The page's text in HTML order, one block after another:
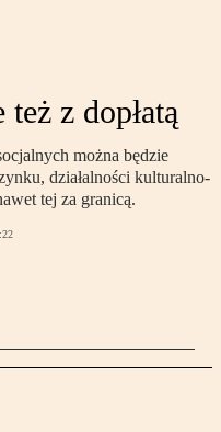
z dopłatą
można będzie
działalności kulturalno-
tej za granicą.